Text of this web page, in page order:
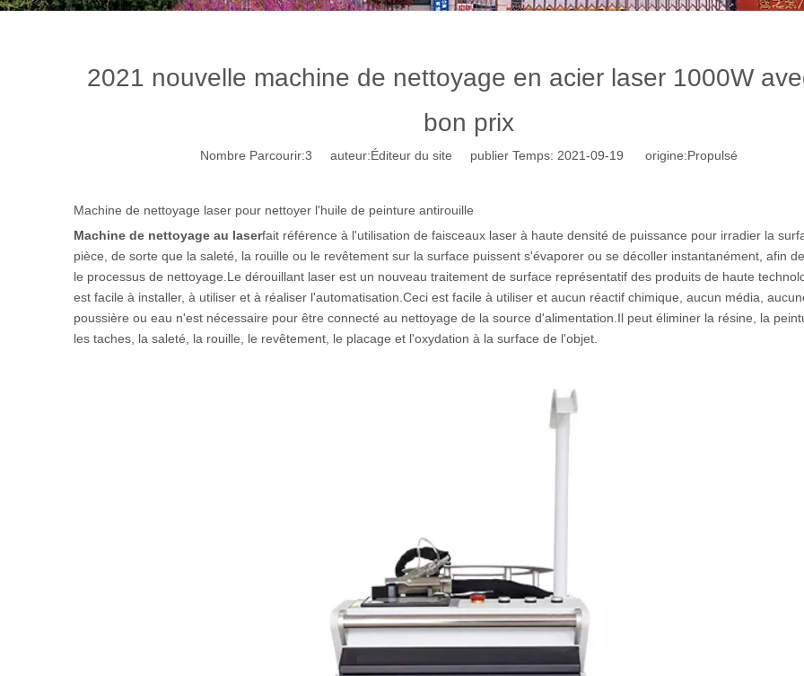
2021 nouvelle machine de nettoyage en acier laser 1000W
bon prix
Nombre Parcourir:3 auteur:Éditeur du site publier Temps: 2021-09-19 origine:Propulsé
Machine de nettoyage laser pour nettoyer l'huile de peinture antirouille
Machine de nettoyage au laserfait référence à l'utilisation de faisceaux laser à haute densité de puissance pour irradier la
pièce, de sorte que la saleté, la rouille ou le revêtement sur la surface puissent s'évaporer ou se décoller instantanément, afin
le processus de nettoyage.Le dérouillant laser est un nouveau traitement de surface représentatif des produits de haute
est facile à installer, à utiliser et à réaliser l'automatisation.Ceci est facile à utiliser et aucun réactif chimique, aucun média,
poussière ou eau n'est nécessaire pour être connecté au nettoyage de la source d'alimentation.Il peut éliminer la résine, la
les taches, la saleté, la rouille, le revêtement, le placage et l'oxydation à la surface de l'objet.